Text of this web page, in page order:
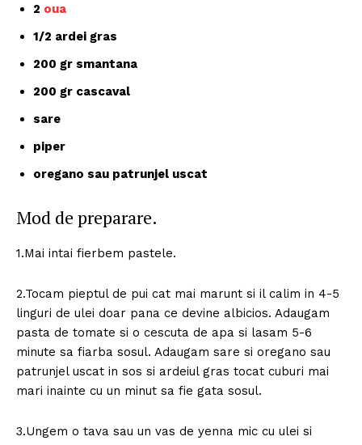
2 oua
1/2 ardei gras
200 gr smantana
200 gr cascaval
sare
piper
oregano sau patrunjel uscat
Mod de preparare.
1.Mai intai fierbem pastele.
2.Tocam pieptul de pui cat mai marunt si il calim in 4-5
linguri de ulei doar pana ce devine albicios. Adaugam
pasta de tomate si o cescuta de apa si lasam 5-6
minute sa fiarba sosul. Adaugam sare si oregano sau
patrunjel uscat in sos si ardeiul gras tocat cuburi mai
mari inainte cu un minut sa fie gata sosul.
3.Ungem o tava sau un vas de yenna mic cu ulei si